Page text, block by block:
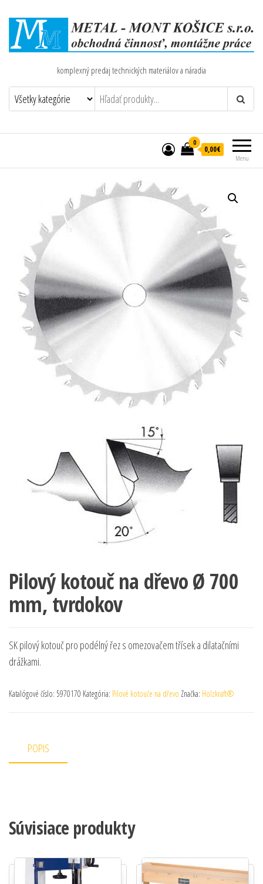
komplexný predaj technických materiálov a náradia
Menu
0
0,00€
Pilový kotouč na dřevo Ø 700
mm, tvrdokov
SK pilový kotouč pro podélný řez s omezovačem třísek a dilatačními
drážkami.
Katalógové číslo: 5970170 Kategória: Pilové kotouče na dřevo Značka: Holzkraft®
POPIS
Súvisiace produkty